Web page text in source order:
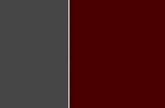
certyfikatów,
nabyte
przeprowadzić
realizacji
metodą e-
się z